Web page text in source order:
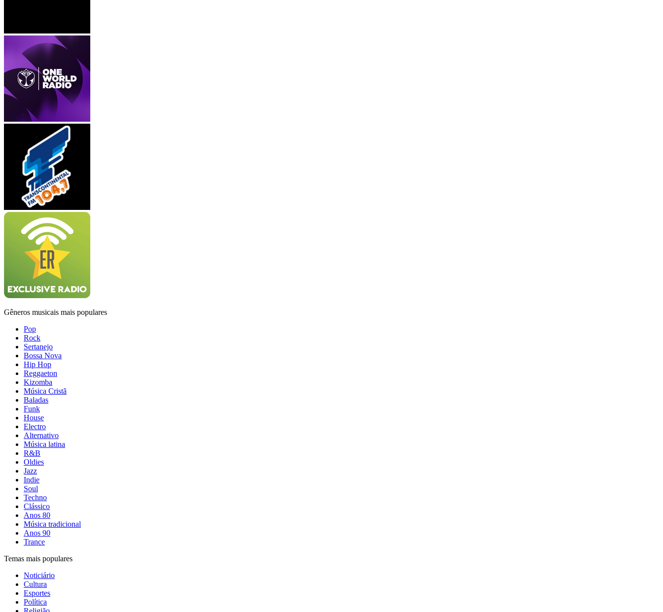
Gêneros musicais mais populares
Pop
Rock
Sertanejo
Bossa Nova
Hip Hop
Reggaeton
Kizomba
Música Cristã
Baladas
Funk
House
Electro
Alternativo
Música latina
R&B
Oldies
Jazz
Indie
Soul
Techno
Clássico
Anos 80
Música tradicional
Anos 90
Trance
Temas mais populares
Noticiário
Cultura
Esportes
Política